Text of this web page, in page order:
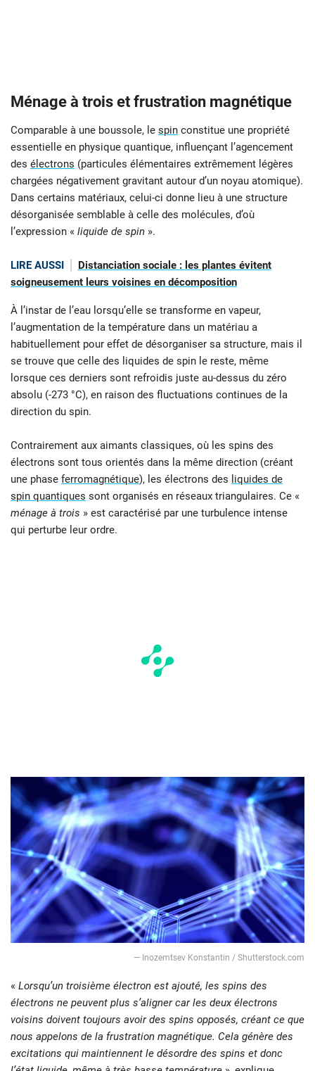
Ménage à trois et frustration magnétique
Comparable à une boussole, le spin constitue une propriété
essentielle en physique quantique, influençant l’agencement
des électrons (particules élémentaires extrêmement légères
chargées négativement gravitant autour d’un noyau atomique).
Dans certains matériaux, celui-ci donne lieu à une structure
désorganisée semblable à celle des molécules, d’où
l’expression « liquide de spin ».
LIRE AUSSI
Distanciation sociale : les plantes évitent
soigneusement leurs voisines en décomposition
À l’instar de l’eau lorsqu’elle se transforme en vapeur,
l’augmentation de la température dans un matériau a
habituellement pour effet de désorganiser sa structure, mais il
se trouve que celle des liquides de spin le reste, même
lorsque ces derniers sont refroidis juste au-dessus du zéro
absolu (-273 °C), en raison des fluctuations continues de la
direction du spin.
Contrairement aux aimants classiques, où les spins des
électrons sont tous orientés dans la même direction (créant
une phase ferromagnétique), les électrons des liquides de
spin quantiques sont organisés en réseaux triangulaires. Ce «
ménage à trois » est caractérisé par une turbulence intense
qui perturbe leur ordre.
— Inozemtsev Konstantin / Shutterstock.com
« Lorsqu’un troisième électron est ajouté, les spins des
électrons ne peuvent plus s’aligner car les deux électrons
voisins doivent toujours avoir des spins opposés, créant ce que
nous appelons de la frustration magnétique. Cela génère des
excitations qui maintiennent le désordre des spins et donc